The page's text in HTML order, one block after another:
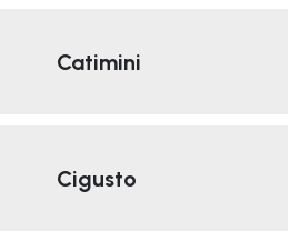
Catimini
Cigusto